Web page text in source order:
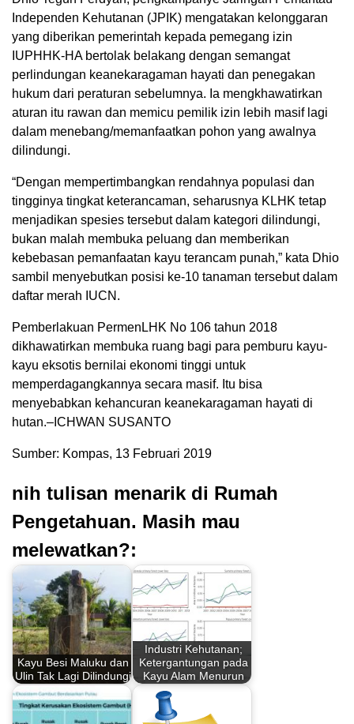
Independen Kehutanan (JPIK) mengatakan kelonggaran
yang diberikan pemerintah kepada pemegang izin
IUPHHK-HA bertolak belakang dengan semangat
perlindungan keanekaragaman hayati dan penegakan
hukum dari peraturan sebelumnya. Ia mengkhawatirkan
aturan itu rawan dan memicu pemilik izin lebih masif lagi
dalam menebang/memanfaatkan pohon yang awalnya
dilindungi.
“Dengan mempertimbangkan rendahnya populasi dan
tingginya tingkat keterancaman, seharusnya KLHK tetap
menjadikan spesies tersebut dalam kategori dilindungi,
bukan malah membuka peluang dan memberikan
kebebasan pemanfaatan kayu terancam punah,” kata Dhio
sambil menyebutkan posisi ke-10 tanaman tersebut dalam
daftar merah IUCN.
Pemberlakuan PermenLHK No 106 tahun 2018
dikhawatirkan membuka ruang bagi para pemburu kayu-
kayu eksotis bernilai ekonomi tinggi untuk
memperdagangkannya secara masif. Itu bisa
menyebabkan kehancuran keanekaragaman hayati di
hutan.–ICHWAN SUSANTO
Sumber: Kompas, 13 Februari 2019
nih tulisan menarik di Rumah
Pengetahuan. Masih mau
melewatkan?:
Kayu Besi Maluku dan
Ulin Tak Lagi Dilindungi
Industri Kehutanan;
Ketergantungan pada
Kayu Alam Menurun